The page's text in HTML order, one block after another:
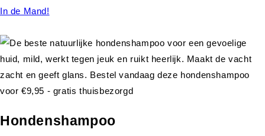
In de Mand!
Hondenshampoo